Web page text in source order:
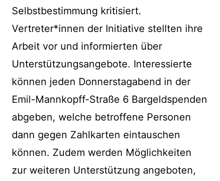
Selbstbestimmung kritisiert.
Vertreter*innen der Initiative stellten ihre
Arbeit vor und informierten über
Unterstützungsangebote. Interessierte
können jeden Donnerstagabend in der
Emil-Mannkopff-Straße 6 Bargeldspenden
abgeben, welche betroffene Personen
dann gegen Zahlkarten eintauschen
können. Zudem werden Möglichkeiten
zur weiteren Unterstützung angeboten,